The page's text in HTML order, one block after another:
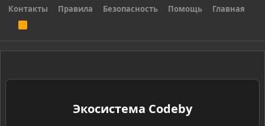
Контакты
Правила Безопасность Помощь Главная
S
Экосистема Codeby